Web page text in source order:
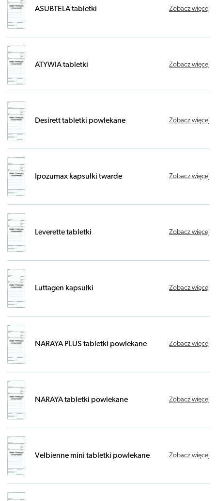
ASUBTELA tabletki Zobacz więcej
ATYWIA tabletki Zobacz więcej
Desirett tabletki powlekane Zobacz więcej
Ipozumax kapsułki twarde Zobacz więcej
Leverette tabletki Zobacz więcej
Luttagen kapsułki Zobacz więcej
NARAYA PLUS tabletki powlekane Zobacz więcej
NARAYA tabletki powlekane Zobacz więcej
Velbienne mini tabletki powlekane Zobacz więcej